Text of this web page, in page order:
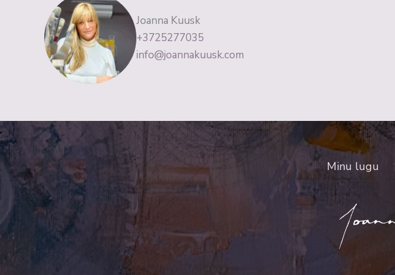
Joanna Kuusk
+3725277035
info@joannakuusk.com
Minu lugu